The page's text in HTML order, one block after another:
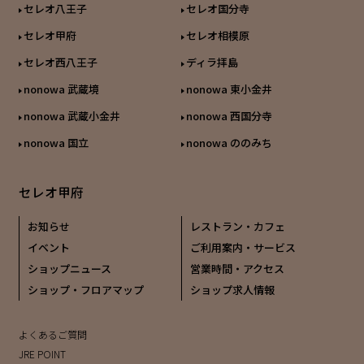
セレオ八王子
セレオ国分寺
セレオ甲府
セレオ相模原
セレオ西八王子
ディラ拝島
nonowa 武蔵境
nonowa 東小金井
nonowa 武蔵小金井
nonowa 西国分寺
nonowa 国立
nonowa ののみち
セレオ甲府
お知らせ
イベント
ショップニュース
ショップ・フロアマップ
レストラン・カフェ
ご利用案内・サービス
営業時間・アクセス
ショップ求人情報
よくあるご質問
JRE POINT